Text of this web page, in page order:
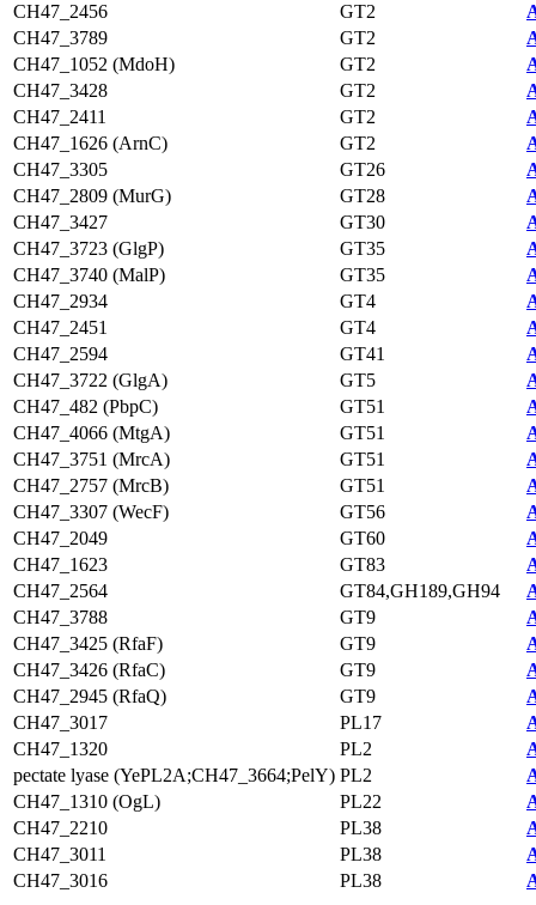
CH47_2456
GT2
CH47_3789
GT2
CH47_1052 (MdoH)
GT2
CH47_3428
GT2
CH47_2411
GT2
CH47_1626 (ArnC)
GT2
CH47_3305
GT26
CH47_2809 (MurG)
GT28
CH47_3427
GT30
CH47_3723 (GlgP)
GT35
CH47_3740 (MalP)
GT35
CH47_2934
GT4
CH47_2451
GT4
CH47_2594
GT41
CH47_3722 (GlgA)
GT5
CH47_482 (PbpC)
GT51
CH47_4066 (MtgA)
GT51
CH47_3751 (MrcA)
GT51
CH47_2757 (MrcB)
GT51
CH47_3307 (WecF)
GT56
CH47_2049
GT60
CH47_1623
GT83
CH47_2564
GT84,GH189,GH94
CH47_3788
GT9
CH47_3425 (RfaF)
GT9
CH47_3426 (RfaC)
GT9
CH47_2945 (RfaQ)
GT9
CH47_3017
PL17
CH47_1320
PL2
pectate lyase (YePL2A;CH47_3664;PelY) PL2
CH47_1310 (OgL)
PL22
CH47_2210
PL38
CH47_3011
PL38
CH47_3016
PL38